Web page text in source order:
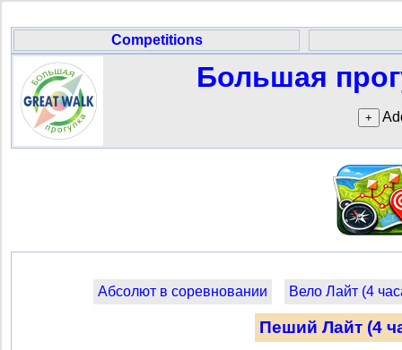
Competitions
Большая
Абсолют в соревновании Вело Лайт (4
Пеший Лайт (4